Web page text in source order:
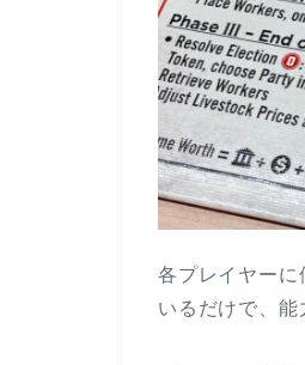
各プレイヤーに
いるだけで、能